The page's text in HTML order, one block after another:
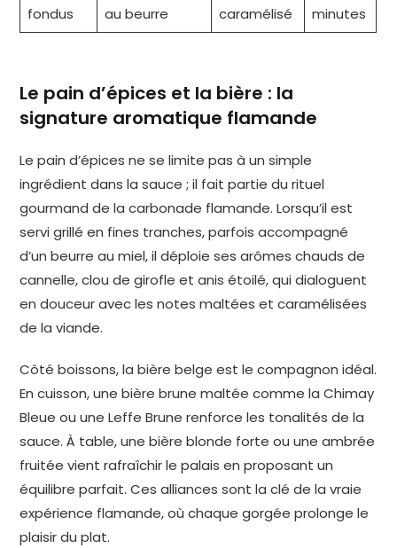
fondus
au beurre
caramélisé
minutes
Le pain d’épices et la bière : la
signature aromatique flamande
Le pain d’épices ne se limite pas à un simple
ingrédient dans la sauce ; il fait partie du rituel
gourmand de la carbonade flamande. Lorsqu’il est
servi grillé en fines tranches, parfois accompagné
d’un beurre au miel, il déploie ses arômes chauds de
cannelle, clou de girofle et anis étoilé, qui dialoguent
en douceur avec les notes maltées et caramélisées
de la viande.
Côté boissons, la bière belge est le compagnon idéal.
En cuisson, une bière brune maltée comme la Chimay
Bleue ou une Leffe Brune renforce les tonalités de la
sauce. À table, une bière blonde forte ou une ambrée
fruitée vient rafraîchir le palais en proposant un
équilibre parfait. Ces alliances sont la clé de la vraie
expérience flamande, où chaque gorgée prolonge le
plaisir du plat.